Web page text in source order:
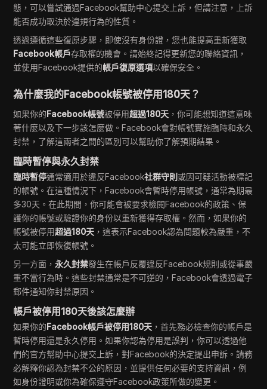
態，可以嘗試通過Facebook幫助中心提交上訴，但請注意，上訴
能否成功取決於違規行為的性質。
透過遵循這些復原步驟，即使沒有身份證，您也能提高重新獲取
Facebook帳戶存取權的機會。請始終記得更新您的聯絡資訊，
並使用Facebook提供的帳戶復原選項以確保安全。
為什麼我的Facebook帳號被停用180天？
如果你的Facebook帳號被停用超過180天 ，你可能想知道這意味
著什麼以及下一步該怎麼做。Facebook會對帳號實施臨時和永久
封禁，了解這兩者之間的區別可以幫助你了解預期結果。
臨時暫停與永久封禁
臨時暫停通常適用於違反Facebook社群守則 或因可疑活動被標記
的帳號。在這種情況下，Facebook會暫時停用帳號，通常為期最
多30天。在此期間，你可能會被要求檢閱Facebook的政策、保
護你的帳號或驗證你的身份以重新獲得存取權。然而，如果你的
帳號被停用超過180天 ，這表示Facebook認為問題較為嚴重，不
太可能立即恢復帳號。
另一方面，永久封禁發生在帳戶反覆違反Facebook規則或從事嚴
重不當行為時。這些封禁通常是不可逆的，Facebook會透過電子
郵件通知你封禁原因。
帳戶被停用180天後該怎麼辦
如果你的Facebook帳戶被停用180天 ，首先務必檢查你的帳戶是
暫時停用還是永久停用。如果你認為停用是誤判，你可以透過他
們的官方幫助中心提交上訴，對Facebook的決定提出申訴。請務
必解釋你認為封禁不公的原因，並提供任何必要的支持資訊，例
如身份證明或你為確保遵守Facebook政策所做的變更。